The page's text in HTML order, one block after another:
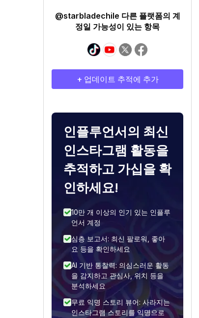
@starbladechile 다른 플랫폼의 계
정일 가능성이 있는 항목
+ 업데이트 추적에 추가
인플루언서의 최신
인스타그램 활동을
추적하고 가십을 확
인하세요!
10만 개 이상의 인기 있는 인플루
언서 계정
심층 보고서: 최신 팔로워, 좋아
요 등을 확인하세요
AI 기반 통찰력: 의심스러운 활동
을 감지하고 관심사, 위치 등을
분석하세요
무료 익명 스토리 뷰어: 사라지는
인스타그램 스토리를 익명으로